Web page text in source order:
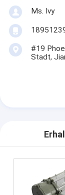
Ms. Ivy
#19
Stadt,